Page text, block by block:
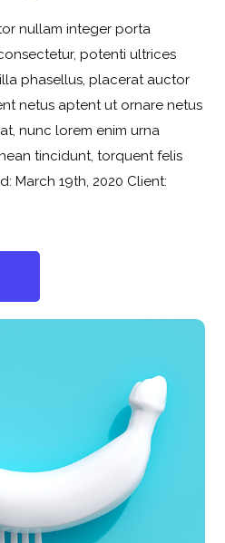
nullam integer porta
potenti ultrices
phasellus, placerat auctor
netus aptent ut ornare netus
nunc lorem enim urna
tincidunt, torquent felis
March 19th, 2020 Client: